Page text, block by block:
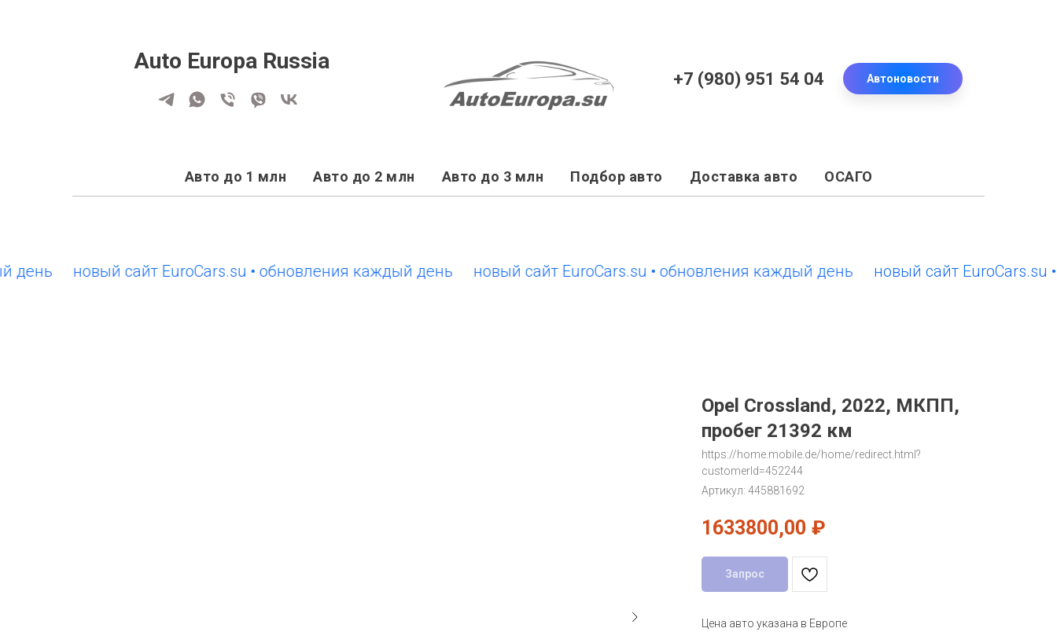
Auto Europa Russia
+7 (980) 951 54 04 Автоновости
Авто до 1 млн Авто до 2 млн Авто до 3 млн Подбор авто Доставка авто ОСАГО
новый сайт EuroCars.su • обновления каждый день новый сайт EuroCars.su • обновления каждый день новый сайт EuroCars.su •
Opel Crossland, 2022, МКПП,
пробег 21392 км
https://home.mobile.de/home/redirect.html?
customerId=452244
Артикул: 445881692
1633800,00 ₽
Запрос
Цена авто указана в Европе